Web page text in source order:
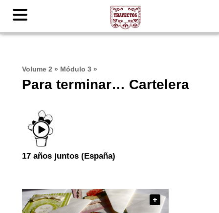
Volume 2 » Módulo 3»
Para terminar… Cartelera
17 años juntos (España)